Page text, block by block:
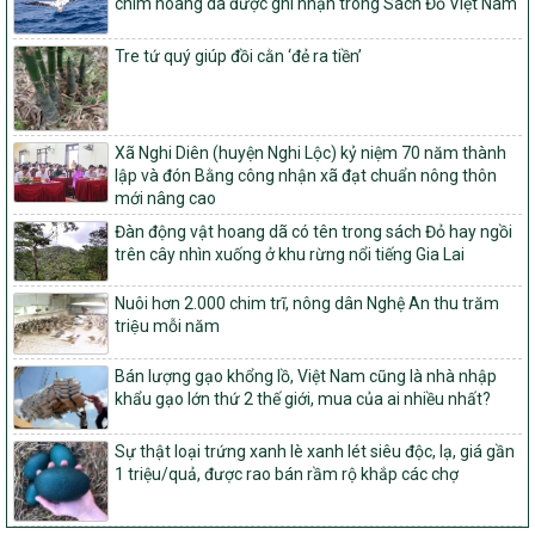
1451/QĐ-UBND
Phê duyệt danh sách các xã thuộc nhóm 1, nhóm 2, nhóm 3
trong xây dựng nông thôn mới giai đoạn 2026-2030 trên địa bàn
tỉnh Nghệ An
103/PTNT-NTM
Về việc đăng ký thực hiện Dự án liên kết theo chuỗi giá trị thuộc
Dự án 2 – Chương trình Mục tiêu quốc gia Giảm nghèo bền vững
giai đoạn 2021-2025 được kéo dài sang năm 2026
827/QĐ-BNNMT
Quyết định Ban hành Kế hoạch triển khai thực hiện Chương trình
mục tiêu quốc gia xây dựng nông thôn mới, giảm nghèo bền
vững và phát triển kinh tế – xã hội vùng đồng bào dân tộc thiểu
số và miền núi giai đoạn 2026-2035, giai đoạn I: Từ năm 2026
đến năm 2030
14/2026/TT-BNNMT
Hướng dẫn thực hiện một số nội dung tiêu chí, điều kiện thuộc Bộ
tiêu chí quốc gia về nông thôn mới giai đoạn 2026 – 2030 thuộc
phạm vi quản lý nhà nước của Bộ Nông nghiệp và Môi trường
417/QĐ-BNNMT
Phê duyệt Chương trình mục tiêu quốc gia xây dựng nông thôn
Tre tứ quý giúp đồi cằn ‘đẻ ra tiền’
Xã Nghi Diên (huyện Nghi Lộc) kỷ niệm 70 năm thành
lập và đón Bằng công nhận xã đạt chuẩn nông thôn
mới nâng cao
Đàn động vật hoang dã có tên trong sách Đỏ hay ngồi
trên cây nhìn xuống ở khu rừng nổi tiếng Gia Lai
Nuôi hơn 2.000 chim trĩ, nông dân Nghệ An thu trăm
triệu mỗi năm
Bán lượng gạo khổng lồ, Việt Nam cũng là nhà nhập
khẩu gạo lớn thứ 2 thế giới, mua của ai nhiều nhất?
Sự thật loại trứng xanh lè xanh lét siêu độc, lạ, giá gần
1 triệu/quả, được rao bán rầm rộ khắp các chợ